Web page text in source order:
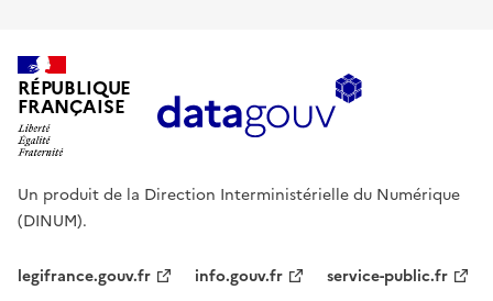
RÉPUBLIQUE
FRANÇAISE
Un produit de la Direction Interministérielle du Numérique
(DINUM).
legifrance.gouv.fr info.gouv.fr service-public.fr